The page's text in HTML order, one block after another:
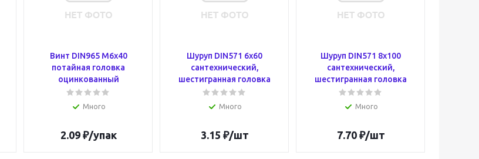
Винт DIN965 М6х40
потайная головка
оцинкованный
Много
2.09₽/упак
Шуруп DIN571 6х60
сантехнический,
шестигранная головка
Много
3.15 ₽/шт
Шуруп DIN571 8х100
сантехнический,
шестигранная головка
Много
7.70₽/шт